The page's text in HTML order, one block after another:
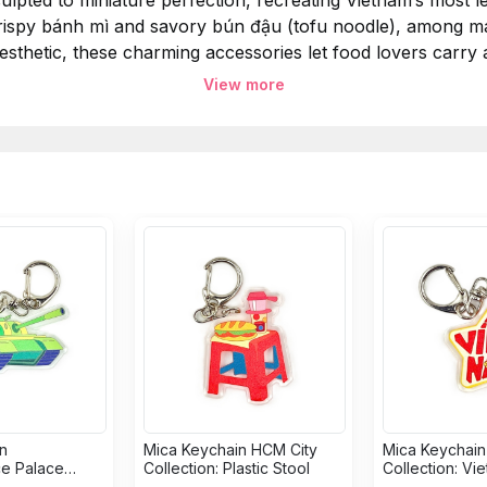
bánh mì and savory bún đậu (tofu noodle), among
these charming accessories let food lovers
thống ẩm thực phong phú của đất nước qua các nam
mỉ đến từng chi tiết nhỏ, tái hiện những món ăn huyền
bún đậu, cùng nhiều món ăn khác. Kết hợp giữa kỹ
phép những người yêu ẩm thực mang theo hương vị
View more
Palace
Mica Keychain HCM City
Collection: Plastic Stool
Mica
Collection: